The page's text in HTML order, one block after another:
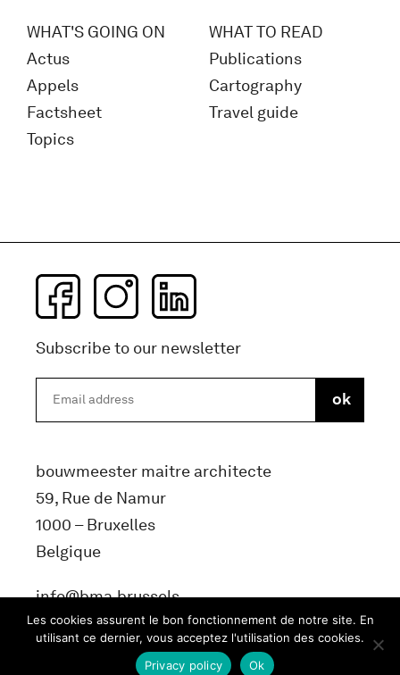
WHAT'S GOING ON
Actus
Appels
Factsheet
Topics
WHAT TO READ
Publications
Cartography
Travel guide
Subscribe to our newsletter
bouwmeester maitre architecte
59, Rue de Namur
1000 – Bruxelles
Belgique
info@bma.brussels
Les cookies assurent le bon fonctionnement de notre site. En
utilisant ce dernier, vous acceptez l'utilisation des cookies.
Ok
Privacy policy